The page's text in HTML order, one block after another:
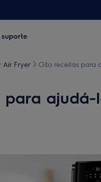
Air Fryer Oito receitas para
para